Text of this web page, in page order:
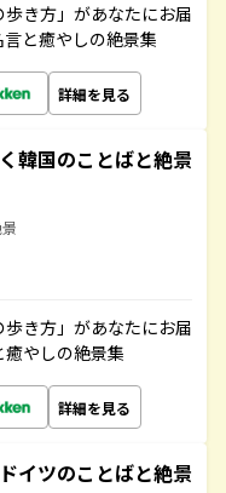
き方」があなたにお届
と癒やしの絶景集
詳細を見る
韓国のことばと絶景
き方」があなたにお届
やしの絶景集
詳細を見る
イツのことばと絶景